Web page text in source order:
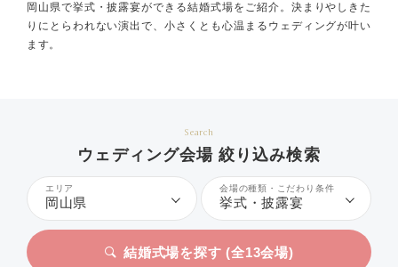
岡山県で挙式・披露宴ができる結婚式場をご紹介。 決まりやしきた
りにとらわれない演出で、小さくとも心温まるウェディングが叶い
ます。
Search
ウェディング会場 絞り込み検索
エリア
岡山県
会場の種類・こだわり条件
挙式・披露宴
結婚式場を探す (全13会場)